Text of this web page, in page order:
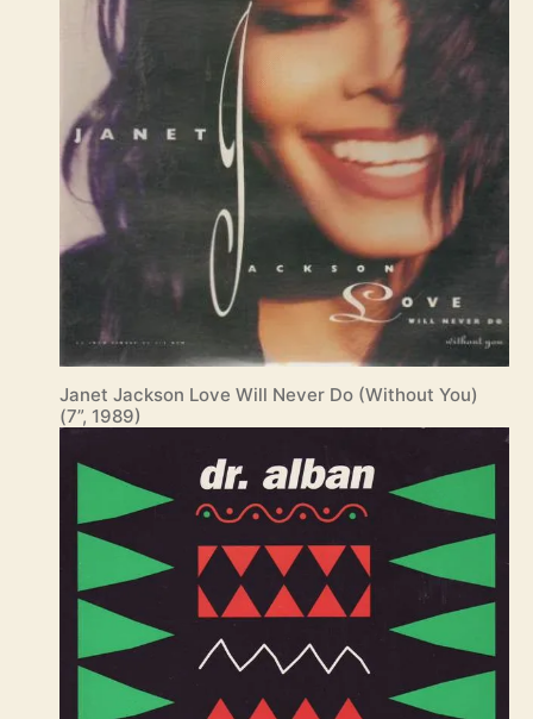
Janet Jackson Love Will Never Do (Without You)
(7”, 1989)